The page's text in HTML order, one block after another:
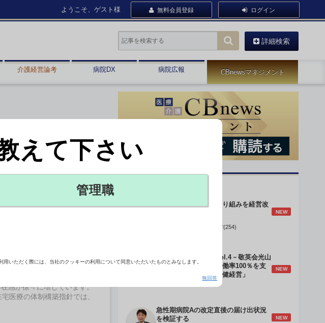
ようこそ、ゲスト様 無料会員登録 ログイン
詳細検索
介護経営論考 病院DX 病院広報 CBnewsマネジメント
Ｂリサーチ」。生き残りを
クアップする。全国に拡大
11:00 PR
感が徐々に増しています。
医療の体制構築指針では、
身体的拘束最小化の取り組みを経営改
NEW
データで読み解く病院経営(254)
介護経営のデザインVol.4－敬英会光山
誠理事長 「驚異の稼働率100％を支
える『顧客目線』の老健経営」
NEW
急性期病院Aの改定直後の届け出状況
を検証する
NEW
えて下さい
管理職
いただく際には、当社のクッキーの利用について同意いただいたものとみなします。
無回答